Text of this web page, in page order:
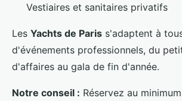
Vestiaires et sanitaires privatifs
Les Yachts de Paris s'adaptent à
d'événements professionnels, du
d'affaires au gala de fin d'année.
Notre conseil : Réservez au